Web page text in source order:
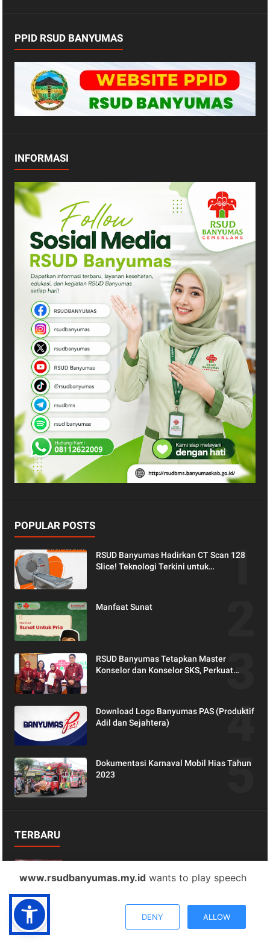
PPID RSUD BANYUMAS
INFORMASI
POPULAR POSTS
RSUD Banyumas Hadirkan CT Scan 128
Slice! Teknologi Terkini untuk
Manfaat Sunat
RSUD Banyumas Tetapkan Master
Konselor dan Konselor SKS, Perkuat
Download Logo Banyumas PAS (Produktif
Adil dan Sejahtera)
Dokumentasi Karnaval Mobil Hias Tahun
2023
TERBARU
Data Mutu, Perkuat Data sebagai Dasar
Leaflet Berpikir Positif, Hidup Lebih Sehat dan
www.rsudbanyumas.my.id wants to play speech
DENY ALLOW